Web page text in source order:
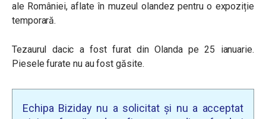
ale României, aflate în muzeul olandez pentru o expoziție
temporară.
Tezaurul dacic a fost furat din Olanda pe 25 ianuarie.
Piesele furate nu au fost găsite.
Echipa Biziday nu a solicitat și nu a acceptat